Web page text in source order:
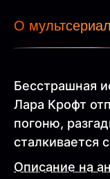
О
Бесстрашная
Лара Крофт
погоню,
Описание на